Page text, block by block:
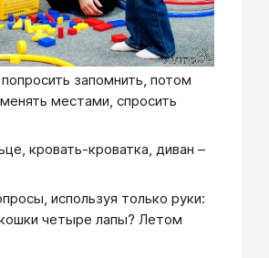
запомнить, потом
местами, спросить
кровать-кроватка, диван –
используя только руки:
четыре лапы? Летом